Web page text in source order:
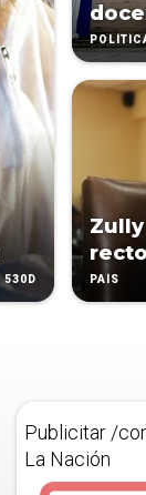
530D PAÍS
Publicitar /
La Nación